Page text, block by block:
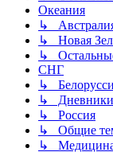
Океания
↳
↳ Новая
↳
СНГ
↳
↳ Дневники
↳ Россия
↳ Общие
↳ Медицина,